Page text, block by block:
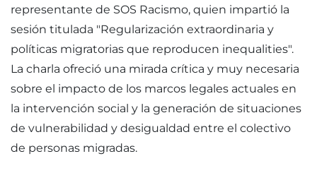
representante de SOS Racismo, quien impartió la
sesión titulada "Regularización extraordinaria y
políticas migratorias que reproducen inequalities".
La charla ofreció una mirada crítica y muy necesaria
sobre el impacto de los marcos legales actuales en
la intervención social y la generación de situaciones
de vulnerabilidad y desigualdad entre el colectivo
de personas migradas.